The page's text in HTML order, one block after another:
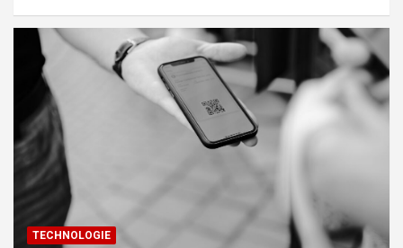
TECHNOLOGIE